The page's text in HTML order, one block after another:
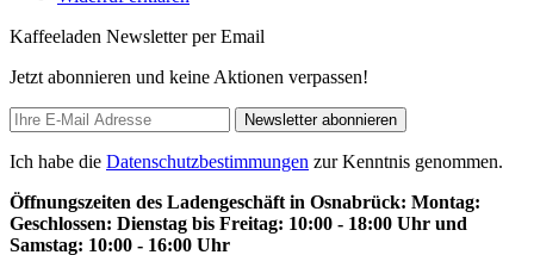
Kaffeeladen Newsletter per Email
Jetzt abonnieren und keine Aktionen verpassen!
Newsletter abonnieren
Ich habe die Datenschutzbestimmungen zur Kenntnis genommen.
Öffnungszeiten des Ladengeschäft in Osnabrück: Montag:
Geschlossen: Dienstag bis Freitag: 10:00 - 18:00 Uhr und
Samstag: 10:00 - 16:00 Uhr